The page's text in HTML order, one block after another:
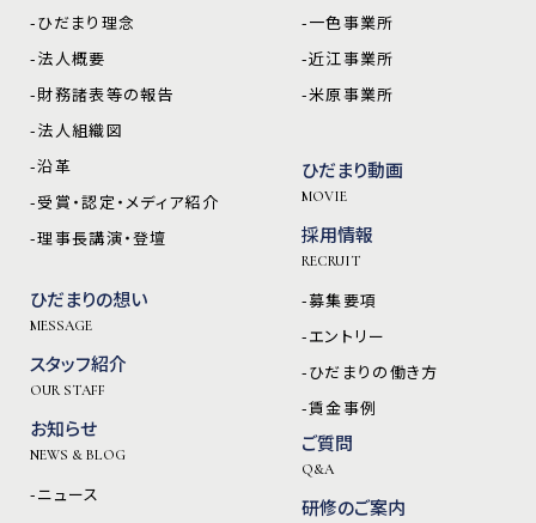
-ひだまり理念
-法人概要
-財務諸表等の報告
-法人組織図
-沿革
-受賞・認定・メディア紹介
-理事長講演・登壇
ひだまりの想い
MESSAGE
スタッフ紹介
OUR STAFF
お知らせ
NEWS & BLOG
-ニュース
-一色事業所
-近江事業所
-米原事業所
ひだまり動画
MOVIE
採用情報
RECRUIT
-募集要項
-エントリー
-ひだまりの働き方
-賃金事例
ご質問
Q&A
研修のご案内